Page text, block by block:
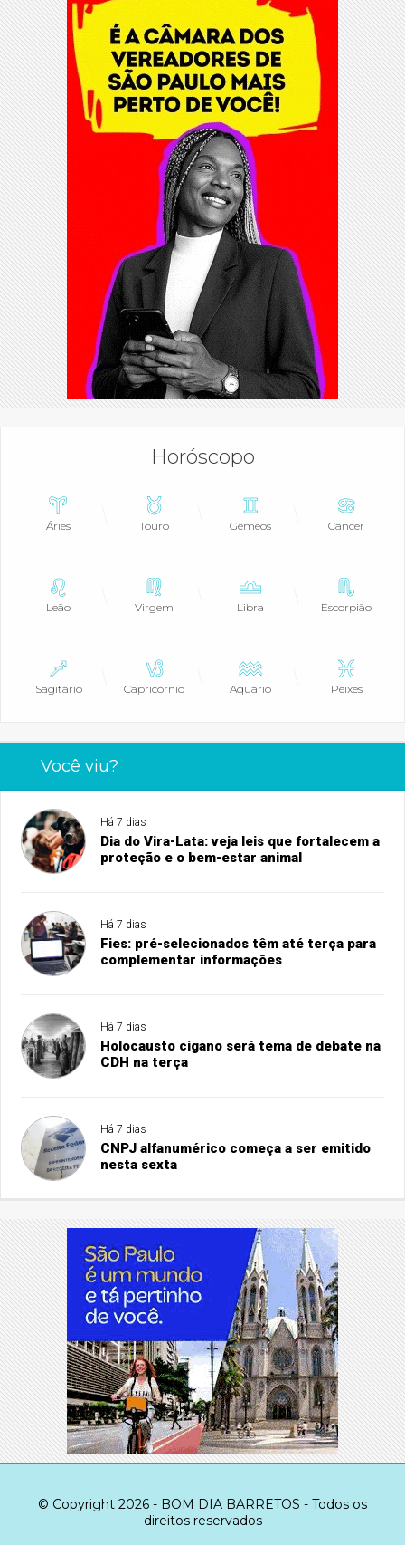
Horóscopo
Áries Touro Gêmeos Câncer
Leão Virgem Libra Escorpião
Sagitário Capricórnio Aquário Peixes
Você viu?
Há 7 dias
Dia do Vira-Lata: veja leis que fortalecem a
proteção e o bem-estar animal
Há 7 dias
Fies: pré-selecionados têm até terça para
complementar informações
Há 7 dias
Holocausto cigano será tema de debate na
CDH na terça
Há 7 dias
CNPJ alfanumérico começa a ser emitido
nesta sexta
© Copyright 2026 - BOM DIA BARRETOS - Todos os
direitos reservados